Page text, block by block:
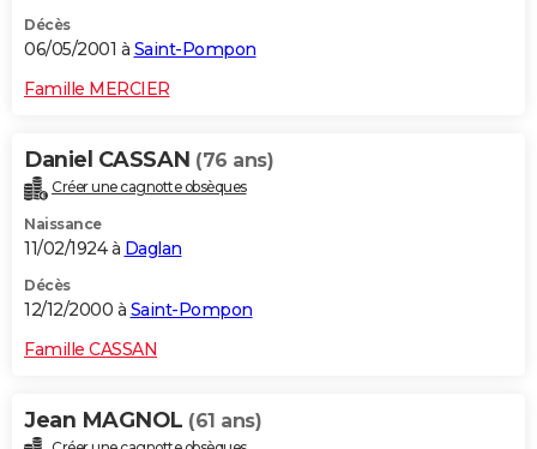
Décès
06/05/2001 à Saint-Pompon
Famille MERCIER
Daniel CASSAN (76 ans)
Créer une cagnotte obsèques
Naissance
11/02/1924 à Daglan
Décès
12/12/2000 à Saint-Pompon
Famille CASSAN
Jean MAGNOL (61 ans)